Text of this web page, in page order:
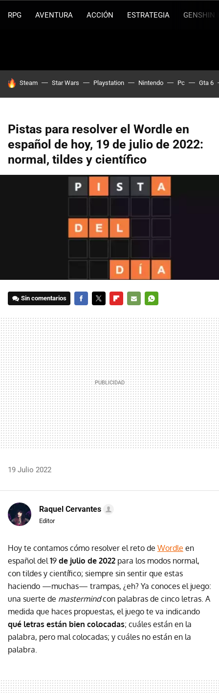
RPG AVENTURA ACCIÓN ESTRATEGIA GENSHIN
HOY SE HABLA DE
Steam Star Wars Playstation Nintendo Pc Gta 6
Pistas para resolver el Wordle en
español de hoy, 19 de julio de 2022:
normal, tildes y científico
Sin comentarios
MAIL
19 Julio 2022
Raquel Cervantes
Editor
Hoy te contamos cómo resolver el reto de Wordle en
español del19 de julio de 2022 para los modos normal,
con tildes y científico; siempre sin sentir que estas
haciendo —muchas— trampas, ¿eh? Ya conoces el juego:
una suerte de mastermindcon palabras de cinco letras. A
medida que haces propuestas, el juego te va indicando
qué letras están bien colocadas; cuáles están en la
palabra, pero mal colocadas; y cuáles no están en la
palabra.